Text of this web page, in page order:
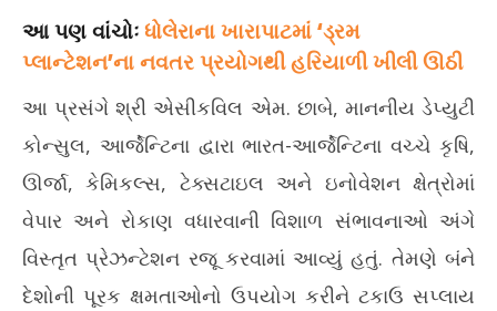
આ પણ વાંચોઃધોલેરાના ખારાપાટમાં ‘ડ્રમ
પ્લાન્ટેશન’ના નવતર પ્રયોગથી હરિયાળી ખીલી ઊઠી
આ પ્રસંગે શ્રી એસીકવિલ એમ. છાબે, માનનીય ડેપ્યુટી
કોન્સુલ, આર્જેન્ટિના દ્વારા ભારત-આર્જેન્ટિના વચ્ચે કૃષિ,
ઊર્જા, કેમિકલ્સ, ટેક્સટાઇલ અને ઇનોવેશન ક્ષેત્રોમાં
વેપાર અને રોકાણ વધારવાની વિશાળ સંભાવનાઓ અંગે
વિસ્તૃત પ્રેઝન્ટેશન રજૂ કરવામાં આવ્યું હતું. તેમણે બંને
દેશોની પૂરક ક્ષમતાઓનો ઉપયોગ કરીને ટકાઉ સપ્લાય